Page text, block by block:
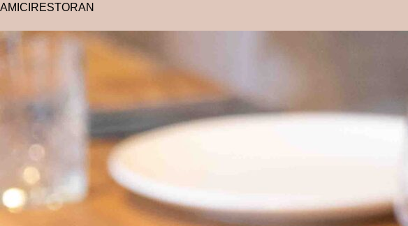
AMICI RESTORAN